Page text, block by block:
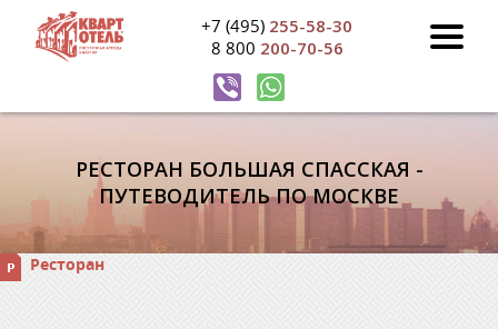
+7 (495) 255-58-30
8 800 200-70-56
РЕСТОРАН БОЛЬШАЯ СПАССКАЯ -
ПУТЕВОДИТЕЛЬ ПО МОСКВЕ
Ресторан